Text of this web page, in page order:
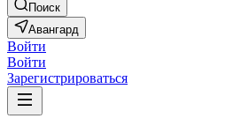
Поиск
Авангард
Войти
Войти
Зарегистрироваться